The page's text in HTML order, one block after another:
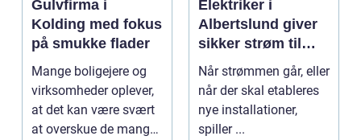
Gulvfirma i
Kolding med fokus
på smukke flader
Mange boligejere og
virksomheder oplever,
at det kan være svært
at overskue de mange
Elektriker i
Albertslund giver
sikker strøm til
danske boliger
Når strømmen går, eller
når der skal etableres
nye installationer,
spiller ...